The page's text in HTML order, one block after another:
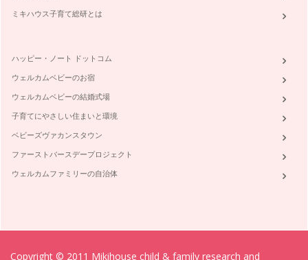
ミキハウス子育て総研とは
ハッピー・ノート ドットコム
ウェルカムベビーのお宿
ウェルカムベビーの結婚式場
子育てにやさしい住まいと環境
ベビーズヴァカンスタウン
ファーストバースデープロジェクト
ウェルカムファミリーの自治体
Copyright © 2011 Mikihouse child & family research and